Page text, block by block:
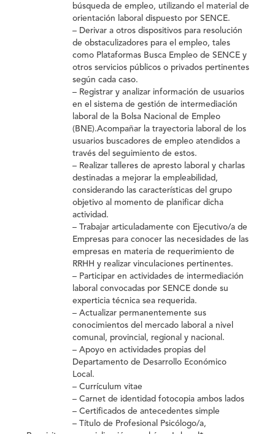
búsqueda de empleo, utilizando el material de
orientación laboral dispuesto por SENCE.
– Derivar a otros dispositivos para resolución
de obstaculizadores para el empleo, tales
como Plataformas Busca Empleo de SENCE y
otros servicios públicos o privados pertinentes
según cada caso.
– Registrar y analizar información de usuarios
en el sistema de gestión de intermediación
laboral de la Bolsa Nacional de Empleo
(BNE).Acompañar la trayectoria laboral de los
usuarios buscadores de empleo atendidos a
través del seguimiento de estos.
– Realizar talleres de apresto laboral y charlas
destinadas a mejorar la empleabilidad,
considerando las características del grupo
objetivo al momento de planificar dicha
actividad.
– Trabajar articuladamente con Ejecutivo/a de
Empresas para conocer las necesidades de las
empresas en materia de requerimiento de
RRHH y realizar vinculaciones pertinentes.
– Participar en actividades de intermediación
laboral convocadas por SENCE donde su
experticia técnica sea requerida.
– Actualizar permanentemente sus
conocimientos del mercado laboral a nivel
comunal, provincial, regional y nacional.
– Apoyo en actividades propias del
Departamento de Desarrollo Económico
Local.
– Currículum vitae
– Carnet de identidad fotocopia ambos lados
– Certificados de antecedentes simple
– Título de Profesional Psicólogo/a,